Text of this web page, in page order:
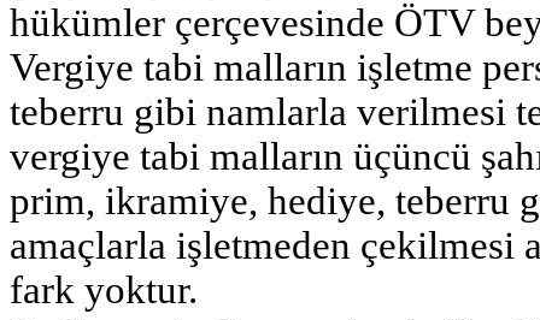
hükümler çerçevesinde ÖTV
Vergiye tabi malların işletme
teberru gibi namlarla verilmesi
vergiye tabi malların üçüncü
prim, ikramiye, hediye, teberru
amaçlarla işletmeden çekilmesi
fark yoktur.